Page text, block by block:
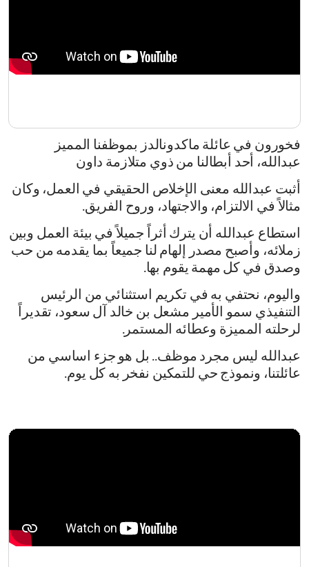
فخورون في عائلة ماكدونالدز بموظفنا المميز
عبدالله، أحد أبطالنا من ذوي متلازمة داون
أثبت عبدالله معنى الإخلاص الحقيقي في العمل، وكان
مثالاً في الالتزام، والاجتهاد، وروح الفريق.
استطاع عبدالله أن يترك أثراً جميلاً في بيئة العمل وبين
زملائه، وأصبح مصدر إلهام لنا جميعاً بما يقدمه من حب
وصدق في كل مهمة يقوم بها.
واليوم، نحتفي به في تكريم استثنائي من الرئيس
التنفيذي سمو الأمير مشعل بن خالد آل سعود، تقديراً
لرحلته المميزة وعطائه المستمر.
عبدالله ليس مجرد موظف.. بل هو جزء اساسي من
عائلتنا، ونموذج حي للتمكين نفخر به كل يوم.